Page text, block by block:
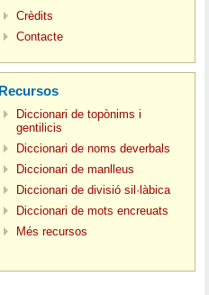
Crèdits
Contacte
Recursos
Diccionari de topònims i
gentilicis
Diccionari de noms deverbals
Diccionari de manlleus
Diccionari de divisió sil·làbica
Diccionari de mots encreuats
Més recursos